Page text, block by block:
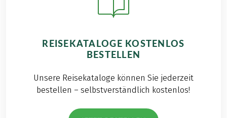
REISEKATALOGE KOSTENLOS
BESTELLEN
Unsere Reisekataloge können Sie jederzeit
bestellen – selbstverständlich kostenlos!